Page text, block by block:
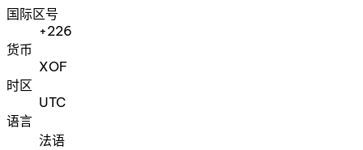
国际区号
+226
货币
XOF
时区
UTC
语言
法语